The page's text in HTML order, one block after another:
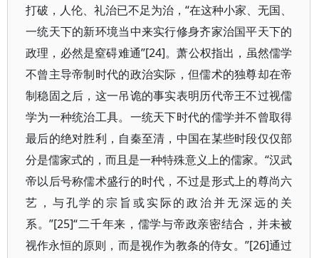
打破，人伦、礼治已不足为治，“在这种小家、无国、
一统天下的新环境当中来实行修身齐家治国平天下的
政理，必然是窒碍难通”[24]。萧公权指出，虽然儒学
不曾主导帝制时代的政治实际，但儒术的独尊却在帝
制稳固之后，这一吊诡的事实表明历代帝王不过视儒
学为一种统治工具。一统天下时代的儒学并不曾取得
最后的绝对胜利，自秦至清，中国在某些时段仅仅部
分是儒家式的，而且是一种特殊意义上的儒家。“汉武
帝以后号称儒术盛行的时代，不过是形式上的尊尚六
艺，与孔学的宗旨或实际的政治并无深远的关
系。”[25]“二千年来，儒学与帝政亲密结合，并未被
视作永恒的原则，而是视作为教条的侍女。”[26]通过